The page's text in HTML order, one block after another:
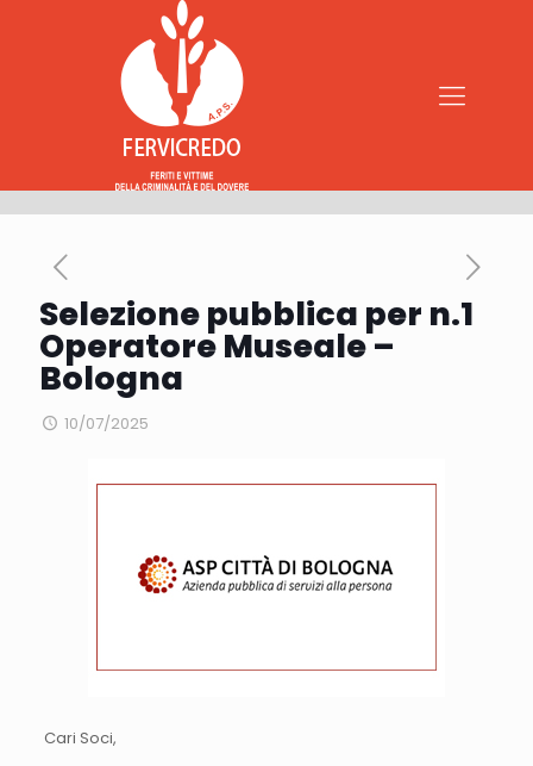
Selezione pubblica per n.1
Operatore Museale –
Bologna
10/07/2025
Cari Soci,